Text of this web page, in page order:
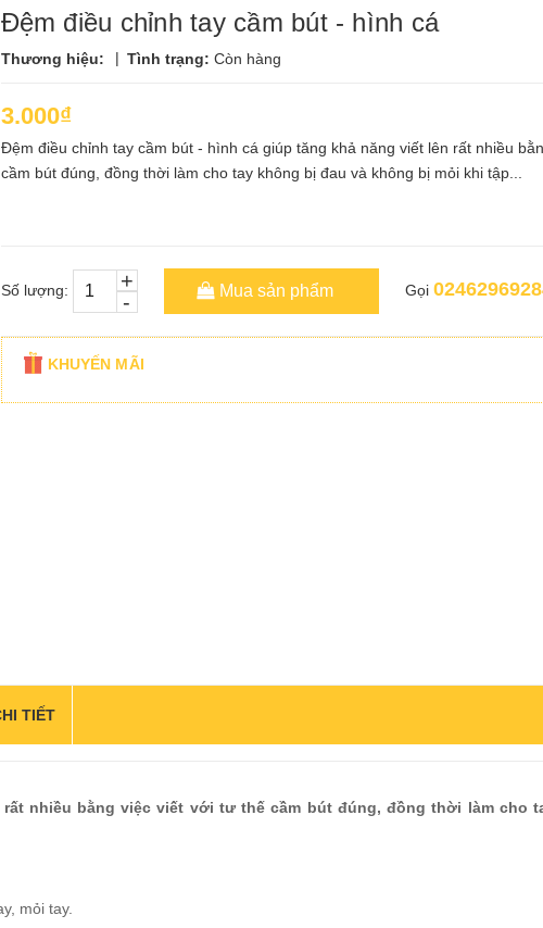
Đệm điều chỉnh tay cầm bút - hình cá
Thương hiệu: | Tình trạng: Còn hàng
3.000₫
Đệm điều chỉnh tay cầm bút - hình cá giúp tăng khả năng viết lên rất nhiều
cầm bút đúng, đồng thời làm cho tay không bị đau và không bị mỏi khi tập...
Số lượng: -
+ Mua sản phẩm Gọi
KHUYẾN MÃI
TIẾT
nhiều bằng việc viết với tư thế cầm bút đúng, đồng thời làm cho
mỏi tay.